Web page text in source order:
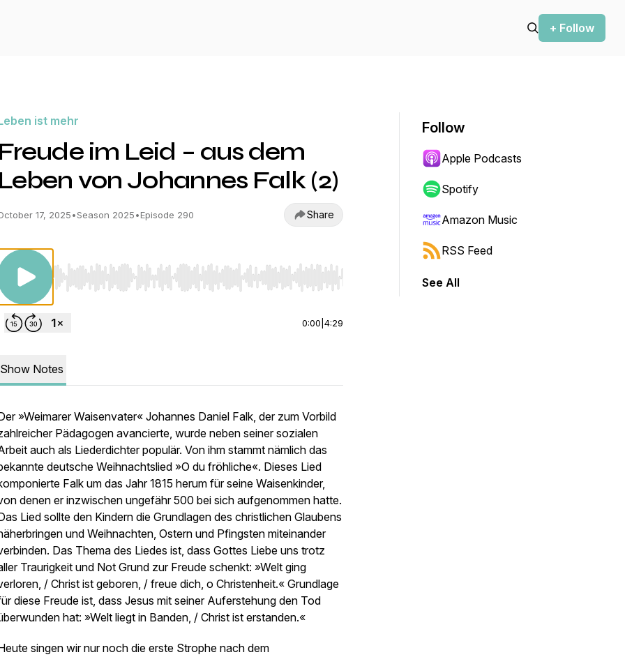
+ Follow
ist mehr
Freude im Leid – aus dem
Leben von Johannes Falk (2)
17, 2025•Season 2025•Episode 290 Share
Use Left/Right to seek, Home/End to jump to start or end. Hold shift to jump forward or backward.
0:00 4:29
Show Notes
»Weimarer Waisenvater« Johannes Daniel Falk, der zum Vorbild
Pädagogen avancierte, wurde neben seiner sozialen
auch als Liederdichter populär. Von ihm stammt nämlich das
deutsche Weihnachtslied »O du fröhliche«. Dieses Lied
Falk um das Jahr 1815 herum für seine Waisenkinder,
denen er inzwischen ungefähr 500 bei sich aufgenommen hatte.
Lied sollte den Kindern die Grundlagen des christlichen Glaubens
und Weihnachten, Ostern und Pfingsten miteinander
Das Thema des Liedes ist, dass Gottes Liebe uns trotz
Traurigkeit und Not Grund zur Freude schenkt: »Welt ging
/ Christ ist geboren, / freue dich, o Christenheit.« Grundlage
diese Freude ist, dass Jesus mit seiner Auferstehung den Tod
hat: »Welt liegt in Banden, / Christ ist erstanden.«
singen wir nur noch die erste Strophe nach dem
Follow
Apple Podcasts
Spotify
Amazon Music
RSS Feed
See All